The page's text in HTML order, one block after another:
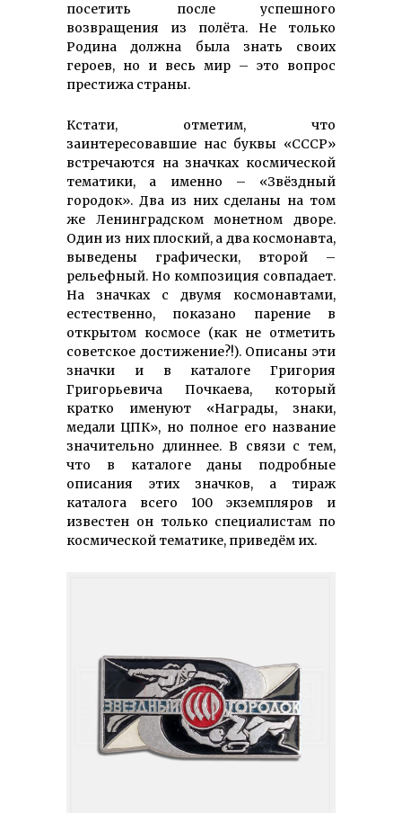
посетить после успешного
возвращения из полёта. Не только
Родина должна была знать своих
героев, но и весь мир – это вопрос
престижа страны.
Кстати, отметим, что
заинтересовавшие нас буквы «СССР»
встречаются на значках космической
тематики, а именно – «Звёздный
городок». Два из них сделаны на том
же Ленинградском монетном дворе.
Один из них плоский, а два космонавта,
выведены графически, второй –
рельефный. Но композиция совпадает.
На значках с двумя космонавтами,
естественно, показано парение в
открытом космосе (как не отметить
советское достижение?!). Описаны эти
значки и в каталоге Григория
Григорьевича Почкаева, который
кратко именуют «Награды, знаки,
медали ЦПК», но полное его название
значительно длиннее. В связи с тем,
что в каталоге даны подробные
описания этих значков, а тираж
каталога всего 100 экземпляров и
известен он только специалистам по
космической тематике, приведём их.